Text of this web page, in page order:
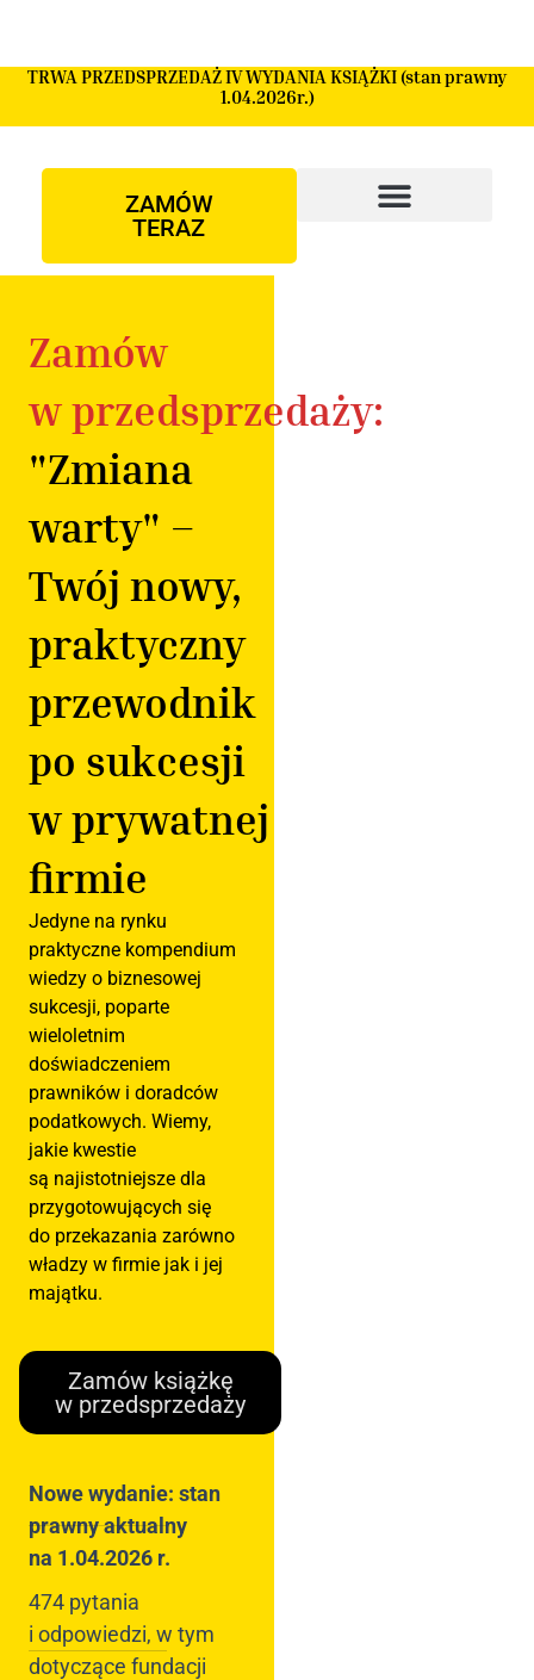
treści
TRWA PRZEDSPRZEDAŻ IV WYDANIA KSIĄŻKI (stan prawny
1.04.2026r.)
ZAMÓW
TERAZ
Zamów
w przedsprzedaży:
"Zmiana
warty" –
Twój nowy,
praktyczny
przewodnik
po sukcesji
w prywatnej
firmie
Jedyne na rynku
praktyczne kompendium
wiedzy o biznesowej
sukcesji, poparte
wieloletnim
doświadczeniem
prawników i doradców
podatkowych. Wiemy,
jakie kwestie
są najistotniejsze dla
przygotowujących się
do przekazania zarówno
władzy w firmie jak i jej
majątku.
Zamów książkę
w przedsprzedaży
Nowe wydanie: stan
prawny aktualny
na 1.04.2026 r.
474 pytania
i odpowiedzi, w tym
dotyczące fundacji